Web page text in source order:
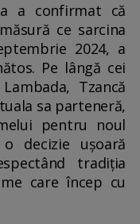
a confirmat că
ce sarcina
2024, a
Pe lângă cei
Tzancă
sa parteneră,
pentru noul
decizie ușoară
tradiția
care încep cu